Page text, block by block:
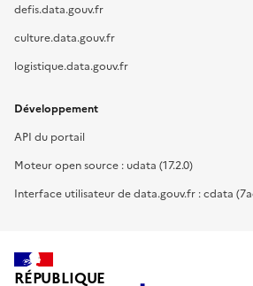
defis.data.gouv.fr
culture.data.gouv.fr
logistique.data.gouv.fr
Développement
API du portail
Moteur open source : udata (17.2.0)
Interface utilisateur de data.gouv.fr : cdata
RÉPUBLIQUE